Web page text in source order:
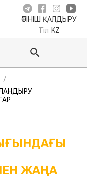
ӨТІНІШ ҚАЛДЫРУ
Тіл KZ
ЖАҢА